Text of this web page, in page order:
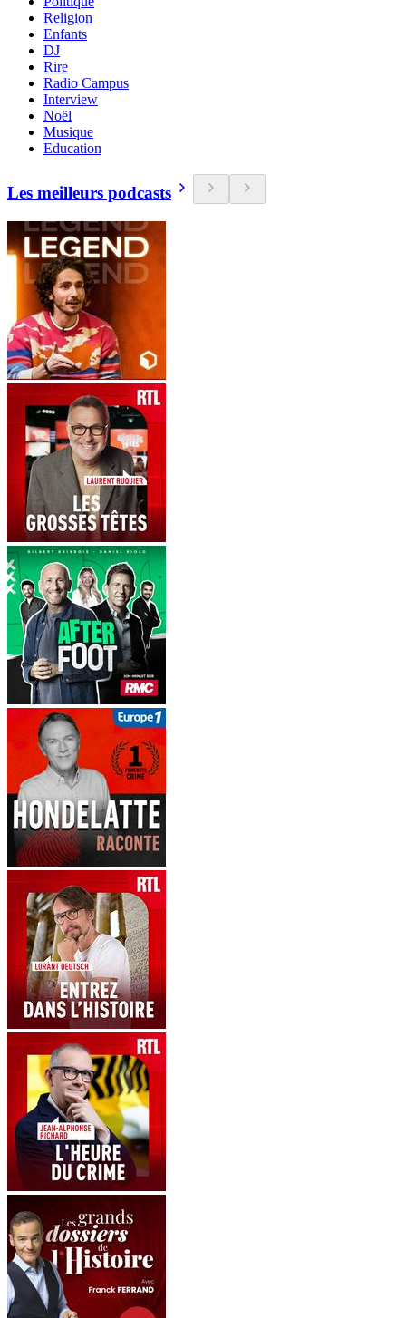
Religion
Enfants
DJ
Rire
Radio Campus
Interview
Noël
Musique
Education
Les meilleurs podcasts